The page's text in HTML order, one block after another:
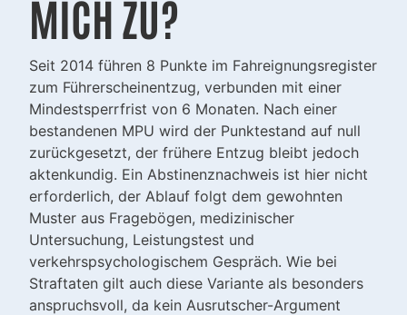
MICH ZU?
Seit 2014 führen 8 Punkte im Fahreignungsregister
zum Führerscheinentzug, verbunden mit einer
Mindestsperrfrist von 6 Monaten. Nach einer
bestandenen MPU wird der Punktestand auf null
zurückgesetzt, der frühere Entzug bleibt jedoch
aktenkundig. Ein Abstinenznachweis ist hier nicht
erforderlich, der Ablauf folgt dem gewohnten
Muster aus Fragebögen, medizinischer
Untersuchung, Leistungstest und
verkehrspsychologischem Gespräch. Wie bei
Straftaten gilt auch diese Variante als besonders
anspruchsvoll, da kein Ausrutscher-Argument